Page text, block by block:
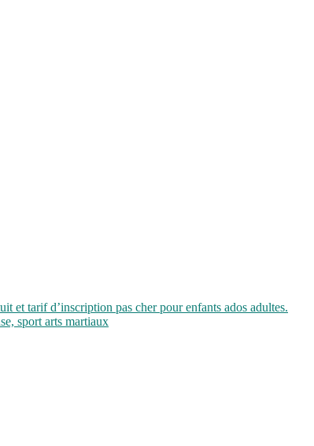
et tarif d’inscription pas cher pour enfants ados adultes.
sport arts martiaux